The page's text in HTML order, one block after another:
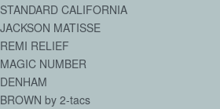
STANDARD CALIFORNIA
JACKSON MATISSE
REMI RELIEF
MAGIC NUMBER
DENHAM
BROWN by 2-tacs